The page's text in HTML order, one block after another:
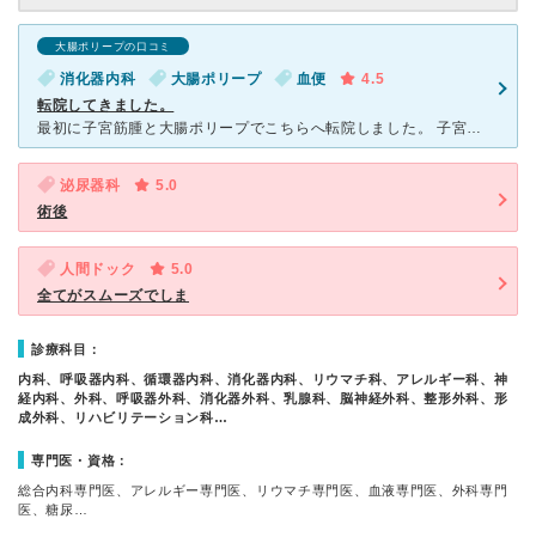
大腸ポリープの口コミ
消化器内科 大腸ポリープ 血便
4.5
転院してきました。
最初に子宮筋腫と大腸ポリープでこちらへ転院しました。 子宮筋腫の手術前に大腸ポリープが良性である事の確定が必要となり、先に大腸ポリープの切除をしました。（子宮筋腫はこれからです） 子宮筋腫の前
泌尿器科
5.0
術後
人間ドック
5.0
全てがスムーズでしま
診療科目：
内科、呼吸器内科、循環器内科、消化器内科、リウマチ科、アレルギー科、神
経内科、外科、呼吸器外科、消化器外科、乳腺科、脳神経外科、整形外科、形
成外科、リハビリテーション科…
専門医・資格：
総合内科専門医、アレルギー専門医、リウマチ専門医、血液専門医、外科専門
医、糖尿…